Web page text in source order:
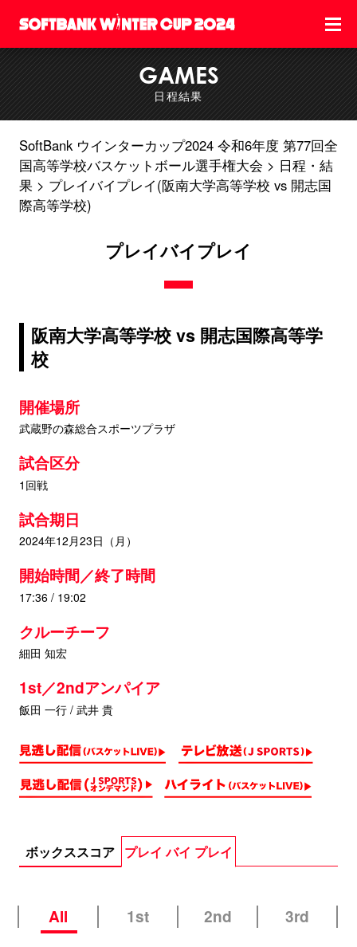
GAMES
日程結果
SoftBank ウインターカップ2024 令和6年度 第77回全
国高等学校バスケットボール選手権大会
日程・結
果
プレイバイプレイ(阪南大学高等学校 vs 開志国
際高等学校)
プレイバイプレイ
阪南大学高等学校 vs 開志国際高等学
校
開催場所
武蔵野の森総合スポーツプラザ
試合区分
1回戦
試合期日
2024年12月23日（月）
開始時間／終了時間
17:36 / 19:02
クルーチーフ
細田 知宏
1st／2ndアンパイア
飯田 一行 / 武井 貴
ボックススコア プレイ バイ プレイ
All 1st 2nd
3rd